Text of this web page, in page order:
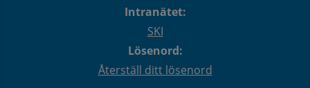
Intranätet:
SKI
Lösenord:
Återställ ditt lösenord